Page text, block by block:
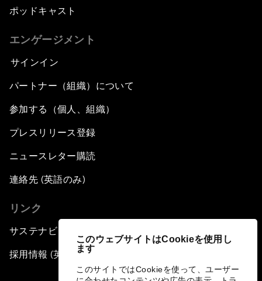
このウェブサイトはCookieを使用し
ます
このサイトではCookieを使って、ユーザー
ポッドキャスト
エンゲージメント
サインイン
パートナー（組織）について
参加する（個人、組織）
プレスリリース登録
ニュースレター購読
連絡先 (英語のみ)
リンク
サステナビリティへの取り組み
採用情報 (英語のみ)